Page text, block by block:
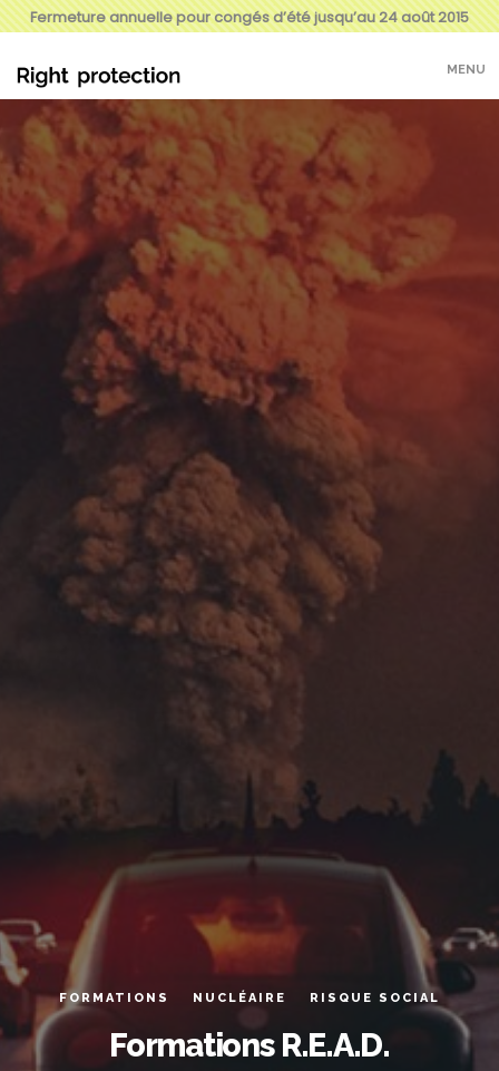
Fermeture annuelle pour congés d’été jusqu’au 24 août 2015
MENU
FORMATIONS NUCLÉAIRE RISQUE SOCIAL
Formations R.E.A.D.